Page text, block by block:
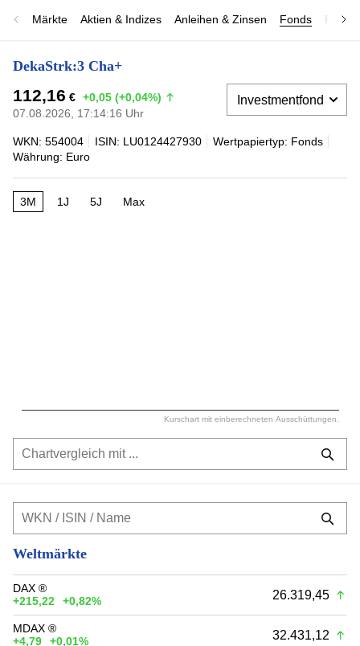
Märkte Aktien & Indizes Anleihen & Zinsen Fonds
DekaStrk:3 Cha+
112,16 € +0,05 (+0,04%)
07.08.2026, 17:14:16 Uhr
WKN: 554004 ISIN: LU0124427930
Wertpapiertyp: Fonds
Währung: Euro
3M 1J 5J Max
Kurschart mit einberechneten Ausschüttungen.
Weltmärkte
DAX ®
+215,22
+0,82% 26.319,45
MDAX ®
+4,79
+0,01% 32.431,12